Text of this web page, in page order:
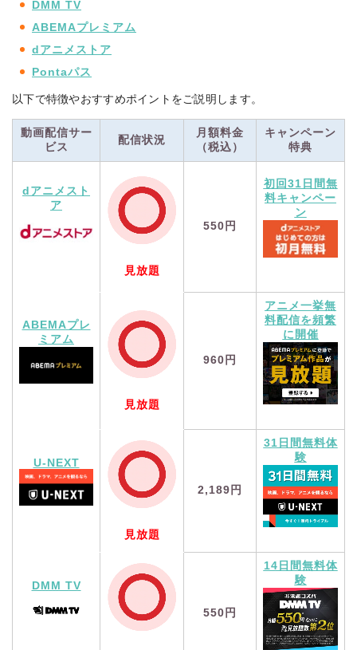
DMM TV
ABEMAプレミアム
dアニメストア
Pontaパス
以下で特徴やおすすめポイントをご説明します。
動画配信サー
ビス
配信状況
月額料金
（税込）
キャンペーン
特典
dアニメスト
ア
見放題
550円
初回31日間無
料キャンペー
ン
ABEMAプレ
ミアム
見放題
960円
アニメ一挙無
料配信を頻繁
に開催
U-NEXT
見放題
2,189円
31日間無料体
験
DMM TV
550円
14日間無料体
験